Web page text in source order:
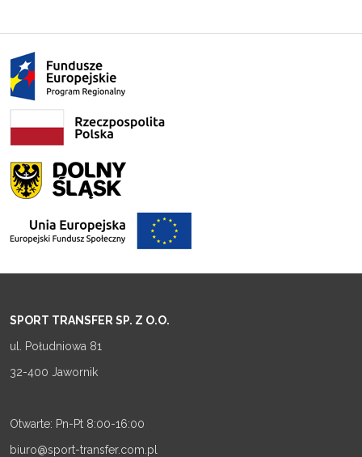
SPORT TRANSFER SP. Z O.O.
ul. Południowa 81
32-400 Jawornik
Otwarte: Pn-Pt 8:00-16:00
biuro@sport-transfer.com.pl